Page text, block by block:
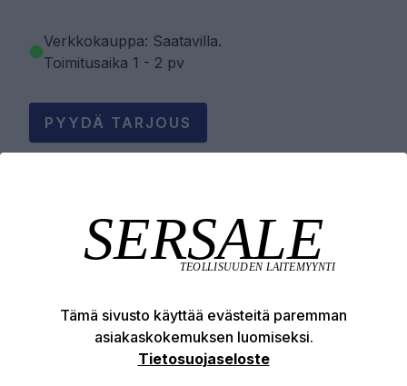
Verkkokauppa: Saatavilla.
Toimitusaika 1 - 2 pv
PYYDÄ TARJOUS
Tekniset edut
Tämä sivusto käyttää evästeitä paremman
asiakaskokemuksen luomiseksi.
Tietosuojaseloste